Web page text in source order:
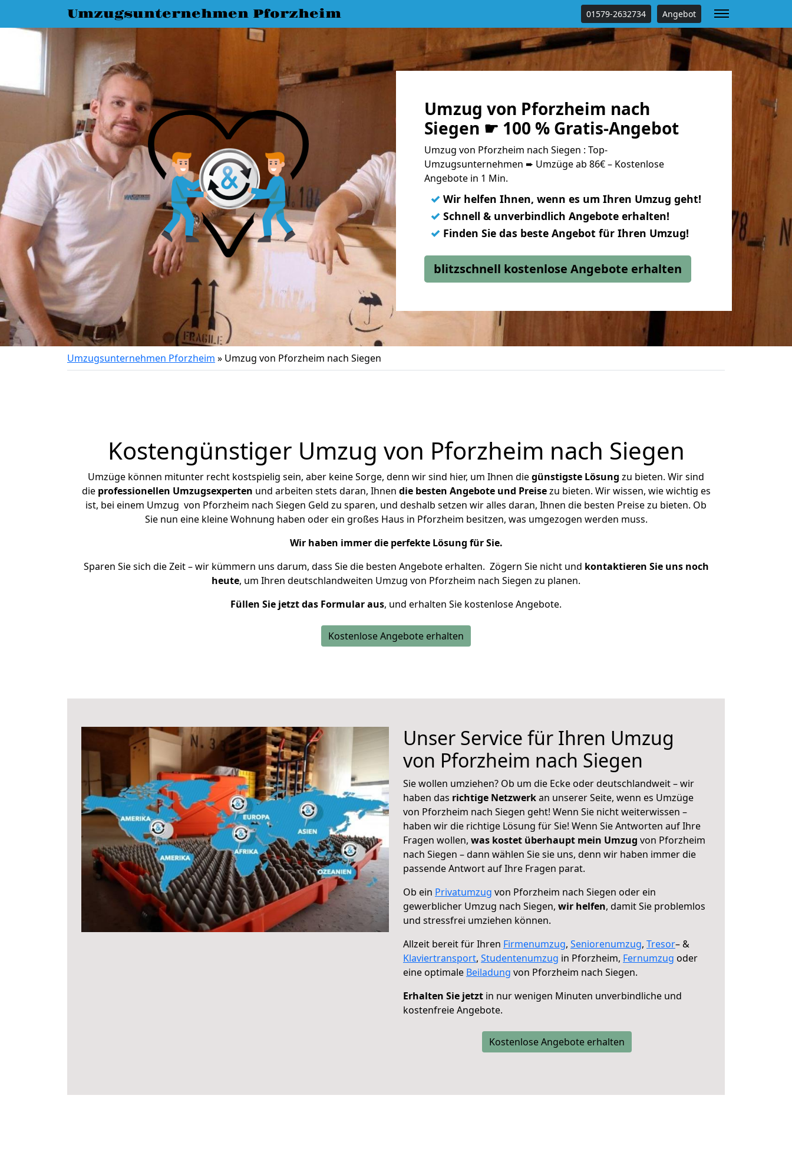
Umzugsunternehmen Pforzheim 01579-2632734 Angebot
Umzug von Pforzheim nach
Siegen ☛ 100 % Gratis-Angebot
Umzug von Pforzheim nach Siegen : Top-
Umzugsunternehmen ➨ Umzüge ab 86€ – Kostenlose
Angebote in 1 Min.
✓ Wir helfen Ihnen, wenn es um Ihren Umzug geht!
✓ Schnell & unverbindlich Angebote erhalten!
✓ Finden Sie das beste Angebot für Ihren Umzug!
blitzschnell kostenlose Angebote erhalten
Umzugsunternehmen Pforzheim » Umzug von Pforzheim nach Siegen
Kostengünstiger Umzug von Pforzheim nach Siegen
Umzüge können mitunter recht kostspielig sein, aber keine Sorge, denn wir sind hier, um Ihnen diegünstigste Lösung zu bieten. Wir sind
die professionellen Umzugsexperten und arbeiten stets daran, Ihnen die besten Angebote und Preisezu bieten. Wir wissen, wie wichtig es
ist, bei einem Umzug von Pforzheim nach Siegen Geld zu sparen, und deshalb setzen wir alles daran, Ihnen die besten Preise zu bieten. Ob
Sie nun eine kleine Wohnung haben oder ein großes Haus in Pforzheim besitzen, was umgezogen werden muss.
Wir haben immer die perfekte Lösung für Sie.
Sparen Sie sich die Zeit – wir kümmern uns darum, dass Sie die besten Angebote erhalten. Zögern Sie nicht und kontaktieren Sie uns noch
heute, um Ihren deutschlandweiten Umzug von Pforzheim nach Siegen zu planen.
Füllen Sie jetzt das Formular aus, und erhalten Sie kostenlose Angebote.
Kostenlose Angebote erhalten
Unser Service für Ihren Umzug
von Pforzheim nach Siegen
Sie wollen umziehen? Ob um die Ecke oder deutschlandweit – wir
haben das richtige Netzwerkan unserer Seite, wenn es Umzüge
von Pforzheim nach Siegen geht! Wenn Sie nicht weiterwissen –
haben wir die richtige Lösung für Sie! Wenn Sie Antworten auf Ihre
Fragen wollen, was kostet überhaupt mein Umzug von Pforzheim
nach Siegen – dann wählen Sie sie uns, denn wir haben immer die
passende Antwort auf Ihre Fragen parat.
Ob ein Privatumzug von Pforzheim nach Siegen oder ein
gewerblicher Umzug nach Siegen, wir helfen, damit Sie problemlos
und stressfrei umziehen können.
Allzeit bereit für Ihren Firmenumzug, Seniorenumzug, Tresor– &
Klaviertransport, Studentenumzug in Pforzheim, Fernumzug oder
eine optimale Beiladung von Pforzheim nach Siegen.
Erhalten Sie jetzt in nur wenigen Minuten unverbindliche und
kostenfreie Angebote.
Kostenlose Angebote erhalten